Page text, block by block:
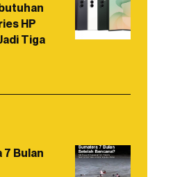
HP
Tiga
7 Bulan